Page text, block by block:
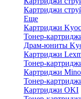
Картриджи
Еще
Картриджи
Тонер-
Драм-юниты
Картриджи
Тонер-
Картриджи
Тонер-
Картриджи OKI